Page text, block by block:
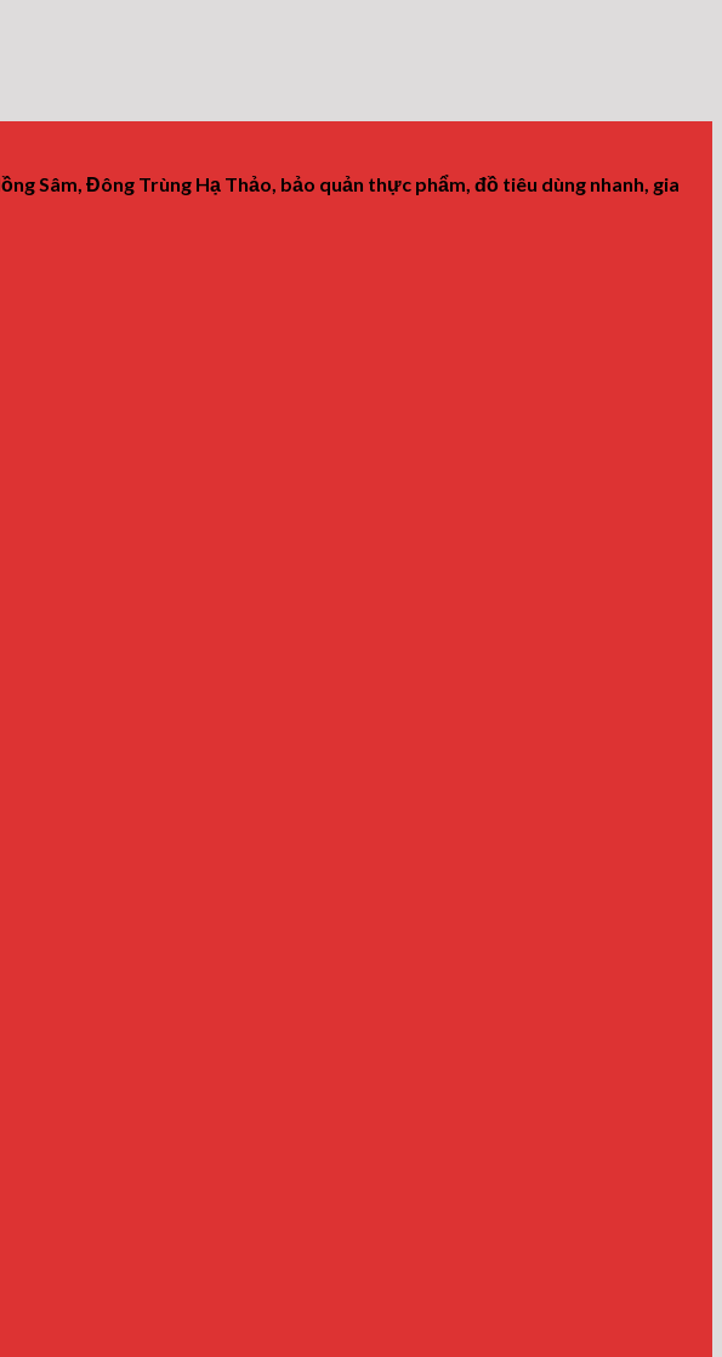
Sâm, Đông Trùng Hạ Thảo, bảo quản thực phẩm, đồ tiêu dùng nhanh, gia